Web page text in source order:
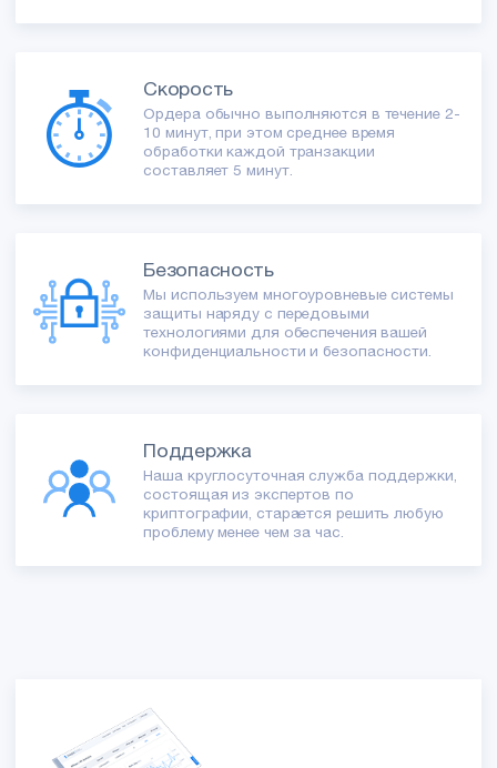
Скорость
Ордера обычно выполняются в течение 2-
10 минут, при этом среднее время
обработки каждой транзакции
составляет 5 минут.
Безопасность
Мы используем многоуровневые системы
защиты наряду с передовыми
технологиями для обеспечения вашей
конфиденциальности и безопасности.
Поддержка
Наша круглосуточная служба поддержки,
состоящая из экспертов по
криптографии, старается решить любую
проблему менее чем за час.